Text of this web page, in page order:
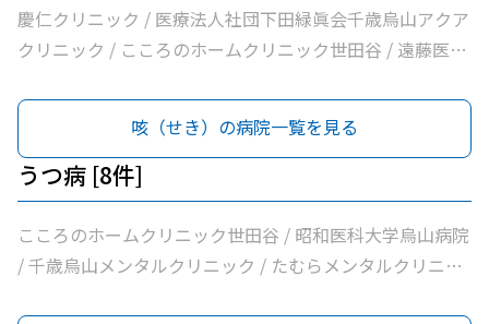
ニック / 古谷医院 / 世田谷区医師会付属烏山診療所 / 交番
通り歯科 / 医療法人社団小島整形外科医院 / 杉浦クリニッ
清孝会田村クリニック / 香川内科クリニック / 大賀内科ク
リニック / 上祖師谷かたらいクリニック / 医療法人社団親
樹会恵泉クリニック / ちとせ台内科クリニック
ニック / 医療法人社団親樹会恵泉第二クリニック / 烏山慶
友整形外科・内科総合クリニック / 医療法人社団広田内科
ク / ヒロクリニック / 南烏山クリニック / Ｋメディカルク
リニック / 医療法人社団リバイブ吉野クリニック / しまだ
クリニック / 千歳烏山駅前内科・糖尿病クリニック / ヨシ
ダ消化器内科クリニック / 医療法人社団永研会ちとせクリ
ニック / 古谷医院 / 世田谷区医師会付属烏山診療所 / 交番
通り歯科 / 医療法人社団小島整形外科医院 / 杉浦クリニッ
慶仁クリニック / 医療法人社団下田緑眞会千歳烏山アクア
クリニック / こころのホームクリニック世田谷 / 遠藤医院
千歳烏山駅前いたがき内科クリニック内科・消化器内科・
内視鏡内科・肛門内科 / 世田谷調布大友内科リウマチ科千
歳烏山院 / 烏山クリニック / 医療法人社団はなまる会烏山
はなクリニック / 医療法人社団下田緑眞会世田谷北部クリ
ニック / 医療法人社団親樹会恵泉第二クリニック / 烏山慶
友整形外科・内科総合クリニック / 医療法人社団広田内科
咳（せき）の病院一覧を見る
うつ病 [8件]
こころのホームクリニック世田谷 / 昭和医科大学烏山病院
/ 千歳烏山メンタルクリニック / たむらメンタルクリニッ